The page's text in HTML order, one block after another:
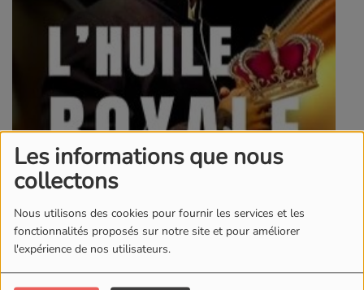
Les informations que nous
collectons
Nous utilisons des cookies pour fournir les services et les
fonctionnalités proposés sur notre site et pour améliorer
l'expérience de nos utilisateurs.